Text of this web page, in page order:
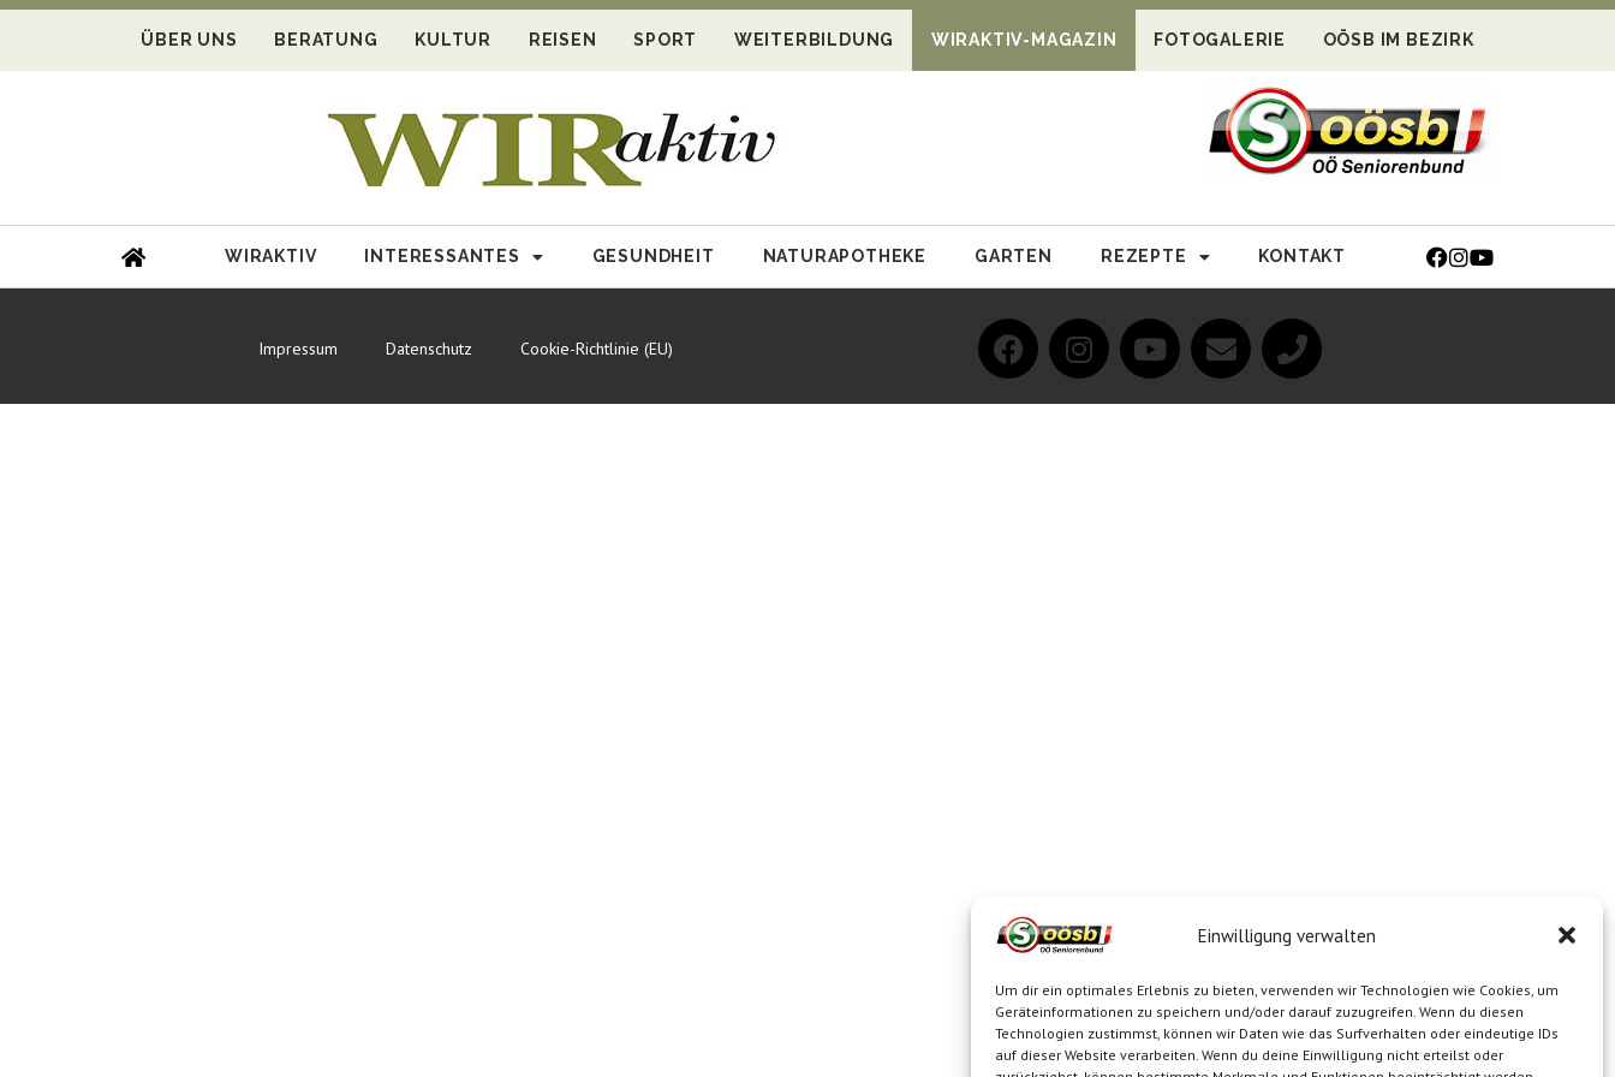
Einwilligung verwalten
Um dir ein optimales Erlebnis zu bieten, verwenden wir Technologien wie Cookies, um
Geräteinformationen zu speichern und/oder darauf zuzugreifen. Wenn du diesen
Technologien zustimmst, können wir Daten wie das Surfverhalten oder eindeutige IDs
auf dieser Website verarbeiten. Wenn du deine Einwilligung nicht erteilst oder
ÜBER UNS BERATUNG KULTUR REISEN SPORT WEITERBILDUNG WIRAKTIV-MAGAZIN FOTOGALERIE OÖSB IM BEZIRK
WIRAKTIV INTERESSANTES GESUNDHEIT NATURAPOTHEKE GARTEN REZEPTE KONTAKT
Impressum Datenschutz Cookie-Richtlinie (EU)